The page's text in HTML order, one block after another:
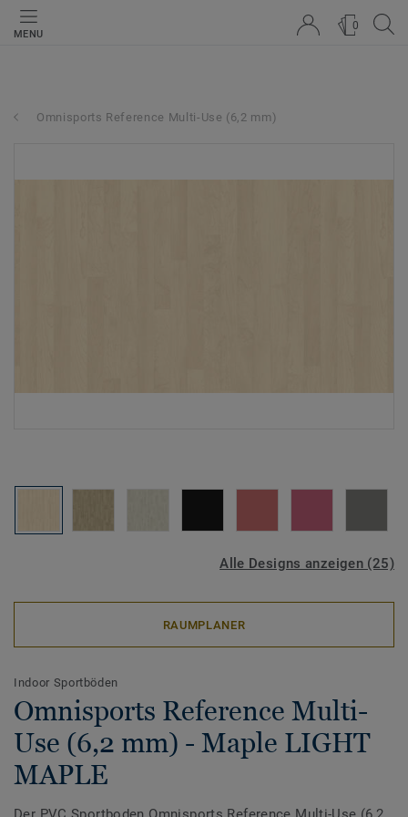
MENU
0
Omnisports Reference Multi-Use (6,2 mm)
Alle Designs anzeigen (25)
RAUMPLANER
Indoor Sportböden
Omnisports Reference Multi-
Use (6,2 mm) - Maple LIGHT
MAPLE